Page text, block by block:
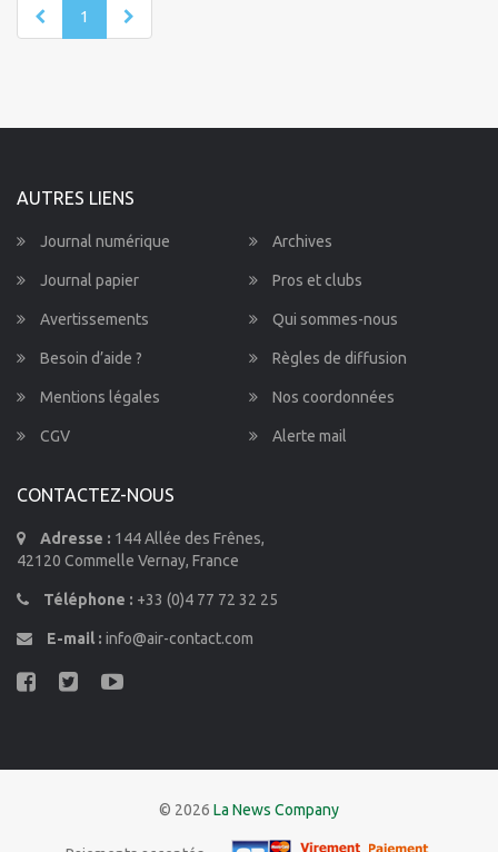
1
AUTRES LIENS
Journal numérique Archives
Journal papier Pros et clubs
Avertissements Qui sommes-nous
Besoin d’aide ? Règles de diffusion
Mentions légales Nos coordonnées
CGV Alerte mail
CONTACTEZ-NOUS
Adresse : 144 Allée des Frênes,
42120 Commelle Vernay, France
Téléphone : +33 (0)4 77 72 32 25
E-mail : info@air-contact.com
© 2026 La News Company